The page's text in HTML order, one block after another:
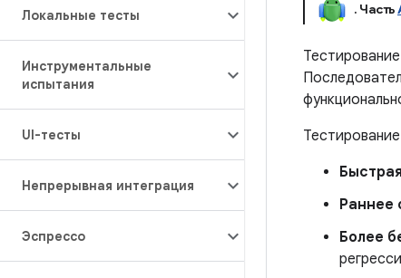
Локальные тесты
Инструментальные
испытания
UI-тесты
Непрерывная интеграция
Эспрессо
. Часть
Раннее
Более